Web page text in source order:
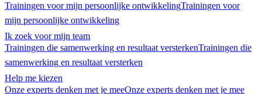
Trainingen voor mijn persoonlijke ontwikkelingTrainingen voor
mijn persoonlijke ontwikkeling
Ik zoek voor mijn team
Trainingen die samenwerking en resultaat versterkenTrainingen die
samenwerking en resultaat versterken
Help me kiezen
Onze experts denken met je meeOnze experts denken met je mee